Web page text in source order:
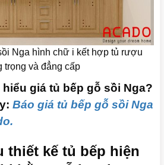
Nga hình chữ i kết hợp tủ rượu
trọng và đẳng cấp
giá tủ bếp gỗ sồi Nga?
Báo giá tủ bếp gỗ sồi Nga
thiết kế tủ bếp hiện